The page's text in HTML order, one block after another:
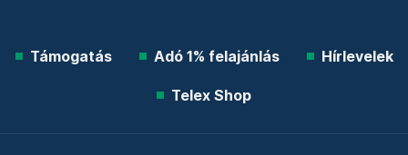
Támogatás Adó 1% felajánlás Hírlevelek
Telex Shop